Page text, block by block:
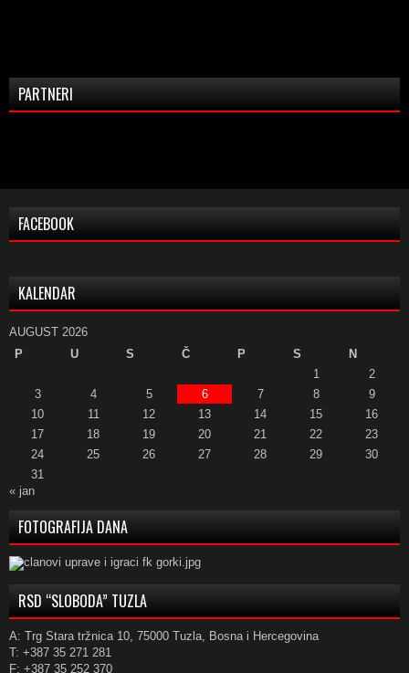
PARTNERI
FACEBOOK
KALENDAR
AUGUST 2026
P
U S Č P S
N
1
2
3
4 5 6 7 8
9
10
11 12 13 14 15
16
17
18 19 20 21 22
23
24
25 26 27 28 29
30
31
« jan
FOTOGRAFIJA DANA
RSD “SLOBODA” TUZLA
A: Trg Stara tržnica 10, 75000 Tuzla, Bosna i Hercegovina
T: +387 35 271 281
F: +387 35 252 370